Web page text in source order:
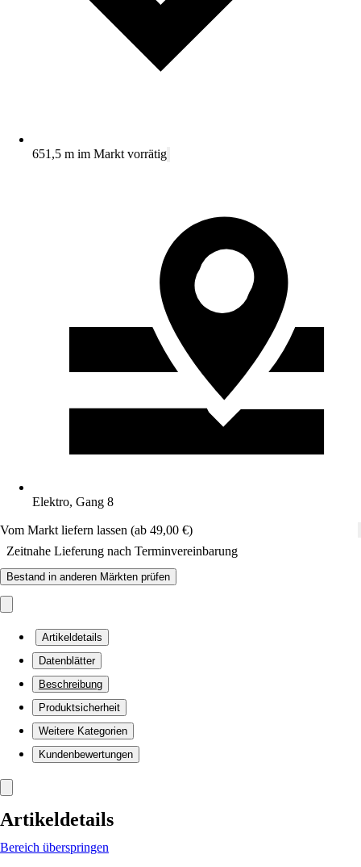
651,5 m im Markt vorrätig
Elektro, Gang 8
Vom Markt liefern lassen (ab 49,00 €)
Zeitnahe Lieferung nach Terminvereinbarung
Bestand in anderen Märkten prüfen
Artikeldetails
Datenblätter
Beschreibung
Produktsicherheit
Weitere Kategorien
Kundenbewertungen
Artikeldetails
Bereich überspringen